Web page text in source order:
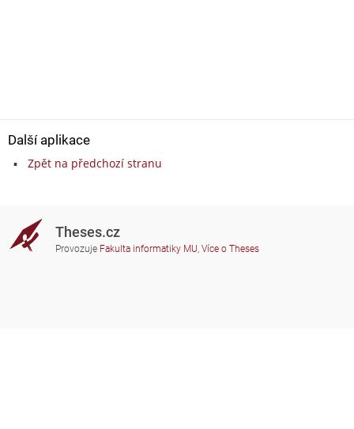
Další aplikace
Zpět na předchozí stranu
Theses.cz
Provozuje Fakulta informatiky MU, Více o Theses